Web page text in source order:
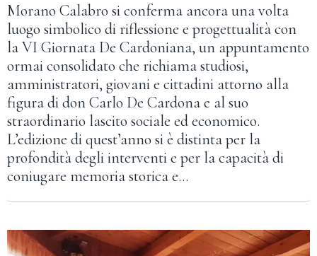
Morano Calabro si conferma ancora una volta
luogo simbolico di riflessione e progettualità con
la VI Giornata De Cardoniana, un appuntamento
ormai consolidato che richiama studiosi,
amministratori, giovani e cittadini attorno alla
figura di don Carlo De Cardona e al suo
straordinario lascito sociale ed economico.
L’edizione di quest’anno si è distinta per la
profondità degli interventi e per la capacità di
coniugare memoria storica e…